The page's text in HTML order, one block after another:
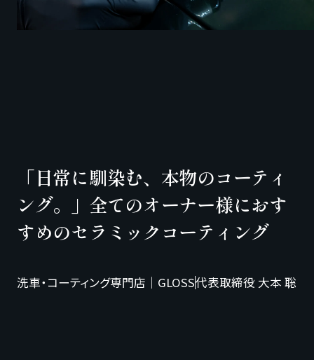
「日常に馴染む、本物のコーティ
ング。」 全てのオーナー様におす
すめのセラミックコーティング
洗車・コーティング専門店｜GLOSS代表取締役 大本 聡